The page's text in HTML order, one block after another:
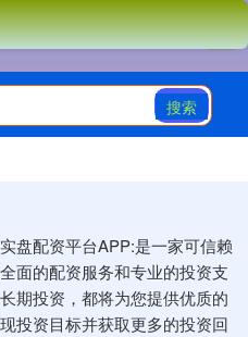
搜索
盘配资平台APP:是一家可信赖
面的配资服务和专业的投资支
期投资，都将为您提供优质的
投资目标并获取更多的投资回